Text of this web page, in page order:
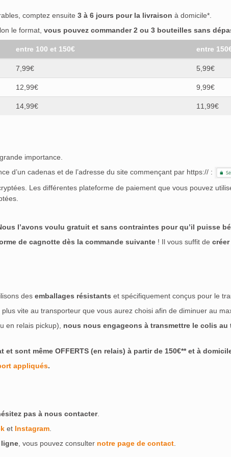
comptez ensuite 3 à 6 jours pour la livraison à domicile*.
le format, vous pouvez commander 2 ou 3 bouteilles sans
entre 100 et 150€ entre
7,99€ 5,99€
12,99€ 9,99€
14,99€ 11,99€
importance.
d’un cadenas et de l’adresse du site commençant par https:// :
Les différentes plateforme de paiement que vous pouvez
l’avons voulu gratuit et sans contraintes pour qu’il puisse
de cagnotte dès la commande suivante ! Il vous suffit de
des emballages résistants et spécifiquement conçus pour le
vite au transporteur que vous aurez choisi afin de diminuer au
en relais pickup), nous nous engageons à transmettre le colis
et sont même OFFERTS (en relais) à partir de 150€** et à
appliqués.
pas à nous contacter.
et Instagram
ligne , vous pouvez consulter notre page de contact